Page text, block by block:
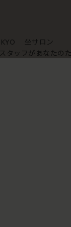
坐サロン
ッフがあなたの